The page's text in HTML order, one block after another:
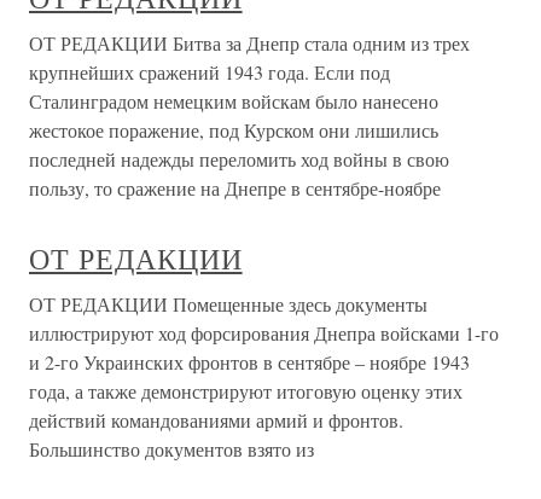
ОТ РЕДАКЦИИ Битва за Днепр стала одним из трех
крупнейших сражений 1943 года. Если под
Сталинградом немецким войскам было нанесено
жестокое поражение, под Курском они лишились
последней надежды переломить ход войны в свою
пользу, то сражение на Днепре в сентябре-ноябре
ОТ РЕДАКЦИИ
ОТ РЕДАКЦИИ Помещенные здесь документы
иллюстрируют ход форсирования Днепра войсками 1-го
и 2-го Украинских фронтов в сентябре – ноябре 1943
года, а также демонстрируют итоговую оценку этих
действий командованиями армий и фронтов.
Большинство документов взято из